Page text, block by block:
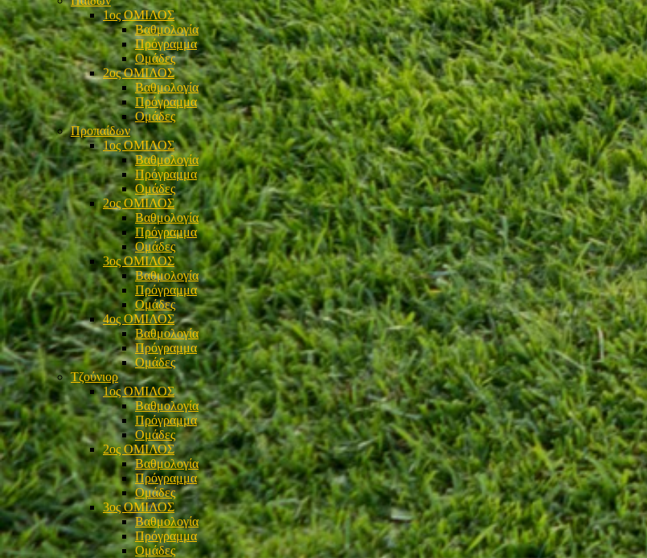
1ος ΟΜΙΛΟΣ
Βαθμολογία
Πρόγραμμα
Ομάδες
2ος ΟΜΙΛΟΣ
Βαθμολογία
Πρόγραμμα
Ομάδες
Προπαίδων
1ος ΟΜΙΛΟΣ
Βαθμολογία
Πρόγραμμα
Ομάδες
2ος ΟΜΙΛΟΣ
Βαθμολογία
Πρόγραμμα
Ομάδες
3ος ΟΜΙΛΟΣ
Βαθμολογία
Πρόγραμμα
Ομάδες
4ος ΟΜΙΛΟΣ
Βαθμολογία
Πρόγραμμα
Ομάδες
Τζούνιορ
1ος ΟΜΙΛΟΣ
Βαθμολογία
Πρόγραμμα
Ομάδες
2ος ΟΜΙΛΟΣ
Βαθμολογία
Πρόγραμμα
Ομάδες
3ος ΟΜΙΛΟΣ
Βαθμολογία
Πρόγραμμα
Ομάδες